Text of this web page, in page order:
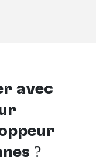
avec
?